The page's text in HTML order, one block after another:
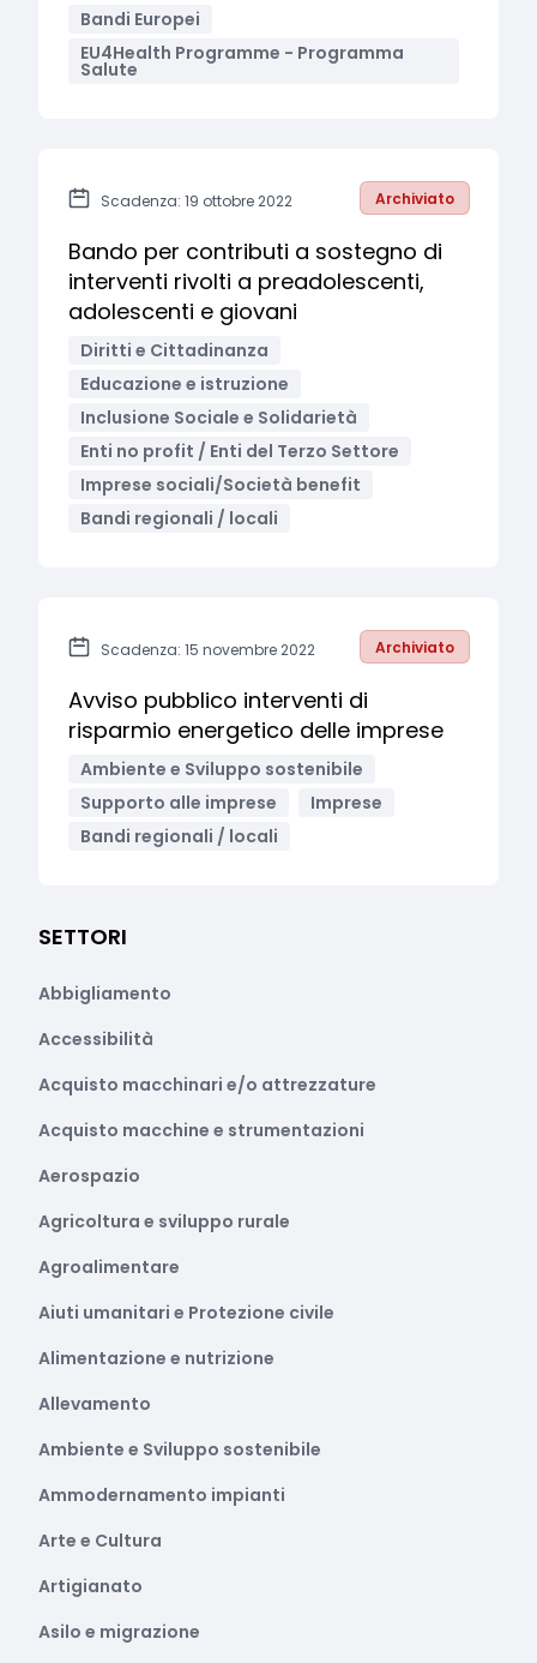
Bandi Europei
EU4Health Programme - Programma
Salute
Scadenza: 19 ottobre 2022 Archiviato
Bando per contributi a sostegno di
interventi rivolti a preadolescenti,
adolescenti e giovani
Diritti e Cittadinanza
Educazione e istruzione
Inclusione Sociale e Solidarietà
Enti no profit / Enti del Terzo Settore
Imprese sociali/Società benefit
Bandi regionali / locali
Scadenza: 15 novembre 2022 Archiviato
Avviso pubblico interventi di
risparmio energetico delle imprese
Ambiente e Sviluppo sostenibile
Supporto alle imprese
Imprese
Bandi regionali / locali
SETTORI
Abbigliamento
Accessibilità
Acquisto macchinari e/o attrezzature
Acquisto macchine e strumentazioni
Aerospazio
Agricoltura e sviluppo rurale
Agroalimentare
Aiuti umanitari e Protezione civile
Alimentazione e nutrizione
Allevamento
Ambiente e Sviluppo sostenibile
Ammodernamento impianti
Arte e Cultura
Artigianato
Asilo e migrazione